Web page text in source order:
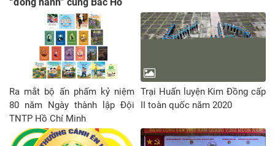
Ra mắt bộ ấn phấm kỷ niệm
80 năm Ngày thành lập Đội
TNTP Hồ Chí Minh
Trại Huấn luyện Kim Đồng cấp
II toàn quốc năm 2020